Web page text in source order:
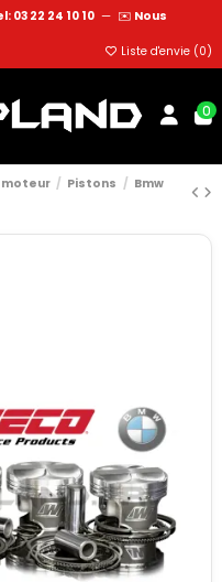
03 22 24 10 10 — ✉️ Nous
Liste d'envie (0)
0
Pistons
Bmw